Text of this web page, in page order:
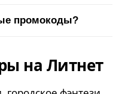
промокоды?
на Литнет